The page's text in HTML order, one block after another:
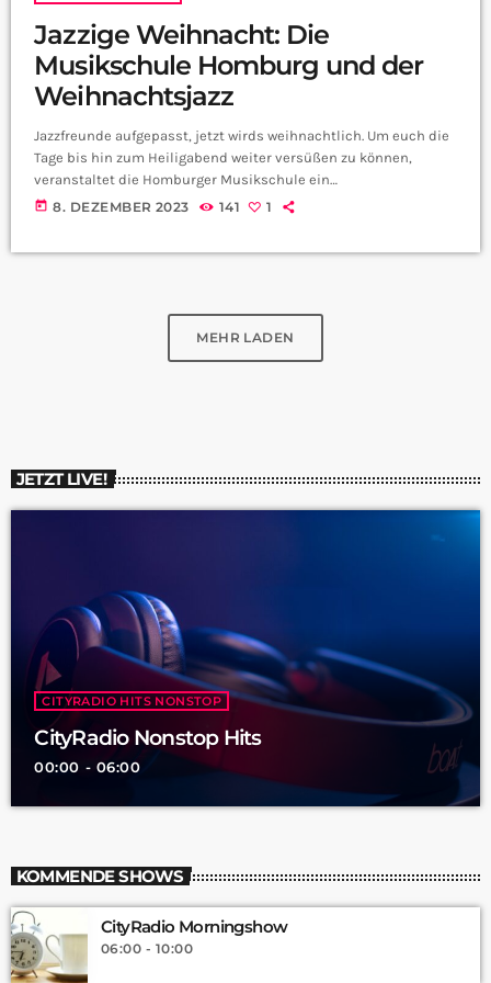
Jazzige Weihnacht: Die
Musikschule Homburg und der
Weihnachtsjazz
Jazzfreunde aufgepasst, jetzt wirds weihnachtlich. Um euch die
Tage bis hin zum Heiligabend weiter versüßen zu können,
veranstaltet die Homburger Musikschule ein
Weihnachtskonzert der Extraklasse. Unter dem Motto „It´s
today 8. DEZEMBER 2023 141 1
MEHR LADEN
JETZT LIVE!
CITYRADIO HITS NONSTOP
CityRadio Nonstop Hits
00:00 - 06:00
KOMMENDE SHOWS
CityRadio Morningshow
06:00 - 10:00